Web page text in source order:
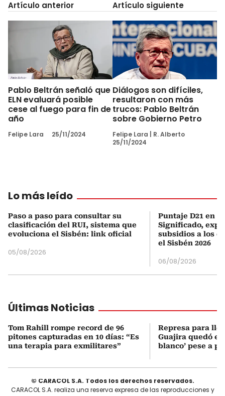
Artículo anterior
Pablo Beltrán señaló que
ELN evaluará posible
cese al fuego para fin de
año
Felipe Lara 25/11/2024
Artículo siguiente
Diálogos son difíciles,
resultaron con más
trucos: Pablo Beltrán
sobre Gobierno Petro
Felipe Lara
R. Alberto
25/11/2024
Lo más leído
Paso a paso para consultar su
clasificación del RUI, sistema que
evoluciona el Sisbén: link oficial
05/08/2026
Puntaje D21 en
Significado,
subsidios a los
el Sisbén 2026
06/08/2026
Últimas Noticias
Tom Rahill rompe record de 96
pitones capturadas en 10 días: “Es
una terapia para exmilitares”
Represa para
Guajira quedó en
blanco’ pese a
© CARACOL S.A. Todos los derechos reservados.
CARACOL S.A. realiza una reserva expresa de las reproducciones y